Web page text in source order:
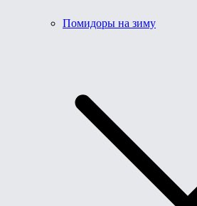
Помидоры на зиму